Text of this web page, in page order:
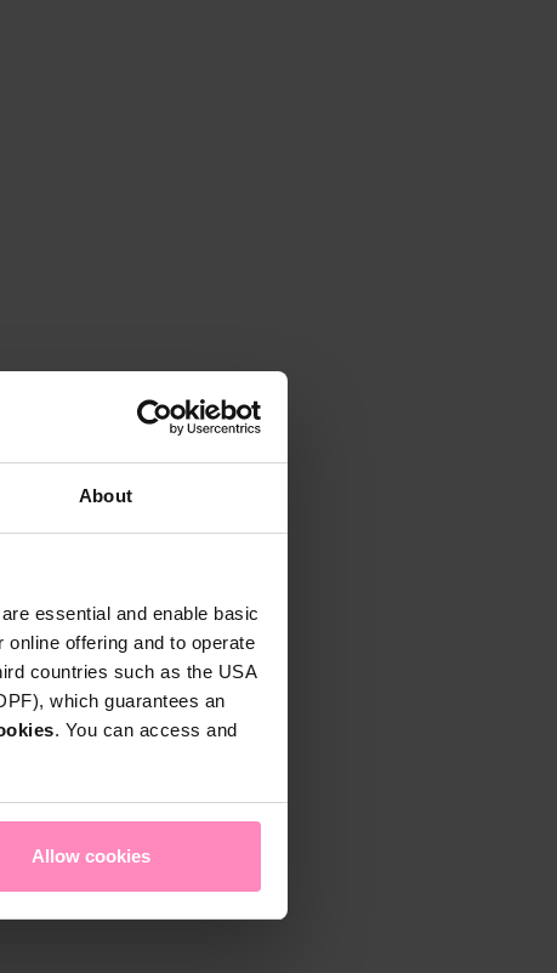
About
essential and enable basic
offering and to operate
countries such as the USA
which guarantees an
. You can access and
Allow cookies